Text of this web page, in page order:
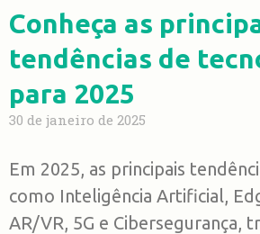
Conheça as
tendências de
para 2025
30 de janeiro de 2025
Em 2025, as principais
como Inteligência Artificial,
AR/VR, 5G e Cibersegurança,